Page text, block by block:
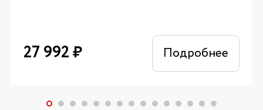
27 992₽ Подробнее